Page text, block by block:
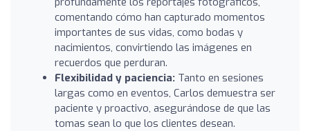
comentando cómo han capturado momentos
importantes de sus vidas, como bodas y
nacimientos, convirtiendo las imágenes en
recuerdos que perduran.
Flexibilidad y paciencia: Tanto en sesiones
largas como en eventos, Carlos demuestra ser
paciente y proactivo, asegurándose de que las
tomas sean lo que los clientes desean.